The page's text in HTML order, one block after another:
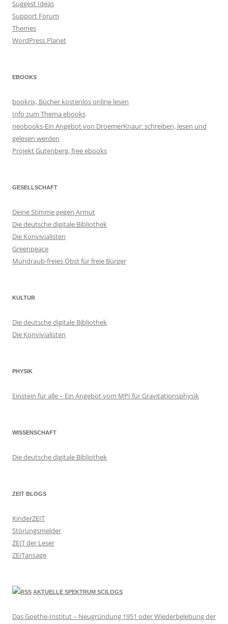
Suggest Ideas
Support Forum
Themes
WordPress Planet
EBOOKS
bookrix, Bücher kostenlos online lesen
Info zum Thema ebooks
neobooks-Ein Angebot von DroemerKnaur: schreiben, lesen und
gelesen werden
Projekt Gutenberg, free ebooks
GESELLSCHAFT
Deine Stimme gegen Armut
Die deutsche digitale Bibliothek
Die Konvivialisten
Greenpeace
Mundraub-freies Obst für freie Bürger
KULTUR
Die deutsche digitale Bibliothek
Die Konvivialisten
PHYSIK
Einstein für alle – Ein Angebot vom MPI für Gravitationsphysik
WISSENSCHAFT
Die deutsche digitale Bibliothek
ZEIT BLOGS
KinderZEIT
Störungsmelder
ZEIT der Leser
ZEITansage
AKTUELLE SPEKTRUM SCILOGS
Das Goethe-Institut – Neugründung 1951 oder Wiederbelebung der